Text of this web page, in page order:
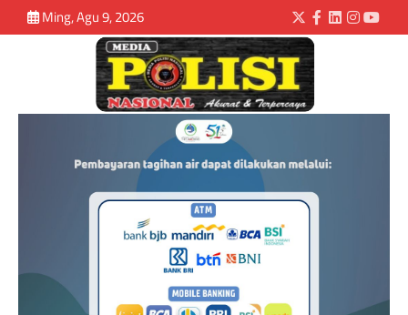
Ming, Agu 9, 2026